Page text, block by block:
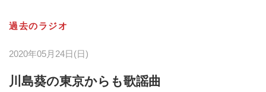
過去のラジオ
2020年05月24日(日)
川島葵の東京からも歌謡曲